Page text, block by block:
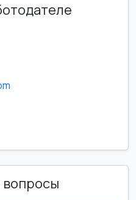
вопросы